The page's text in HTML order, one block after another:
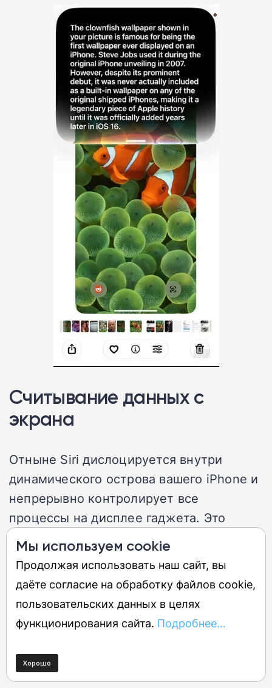
Считывание данных с
экрана
Отныне Siri дислоцируется внутри
динамического острова вашего iPhone и
непрерывно контролирует все
процессы на дисплее гаджета. Это
позволяет удерживать ИИ-ассистента в
активном состоянии, гарантирует его
полную осведомленность о
происходящем внутри телефона.
К примеру, при получении текстового
адреса в мессенджере достаточно дать
Siri команду привязать эти координаты к
Мы используем cookie
Продолжая использовать наш сайт, вы
даёте согласие на обработку файлов cookie,
пользовательских данных в целях
функционирования сайта. Подробнее...